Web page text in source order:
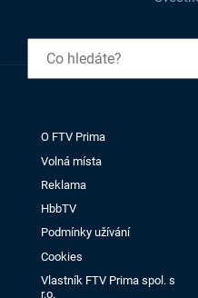
O FTV Prima
Volná místa
Reklama
HbbTV
Podmínky užívání
Cookies
Vlastník FTV Prima spol. s
r.o.